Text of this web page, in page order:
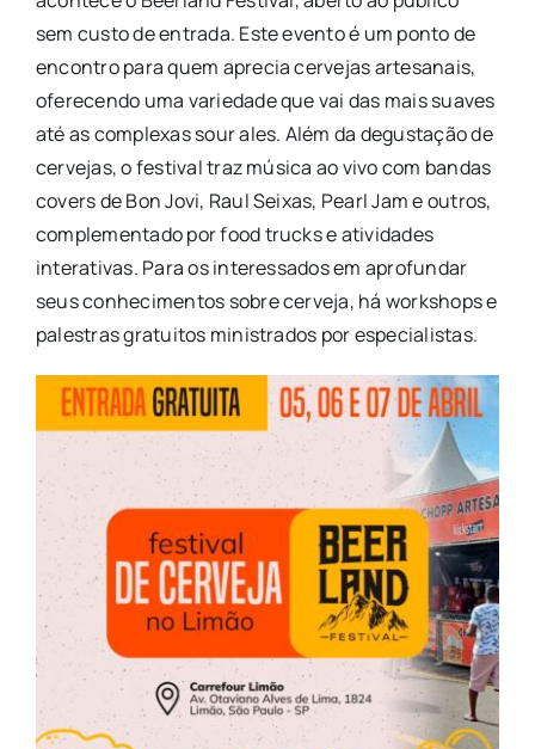
sem custo de entrada. Este evento é um ponto de
encontro para quem aprecia cervejas artesanais,
oferecendo uma variedade que vai das mais suaves
até as complexas sour ales. Além da degustação de
cervejas, o festival traz música ao vivo com bandas
covers de Bon Jovi, Raul Seixas, Pearl Jam e outros,
complementado por food trucks e atividades
interativas. Para os interessados em aprofundar
seus conhecimentos sobre cerveja, há workshops e
palestras gratuitos ministrados por especialistas.